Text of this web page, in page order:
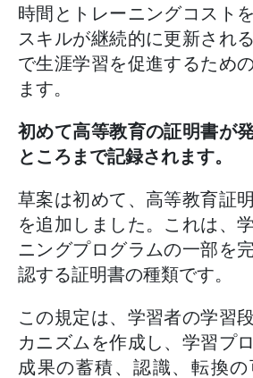
時間とトレーニングコスト
スキルが継続的に更新され
で生涯学習を促進するため
ます。
初めて高等教育の証明書が
ところまで記録されます。
草案は初めて、高等教育証
を追加しました。これは、
ニングプログラムの一部を
認する証明書の種類です。
この規定は、学習者の学習
カニズムを作成し、学習プ
成果の蓄積、認識、転換の